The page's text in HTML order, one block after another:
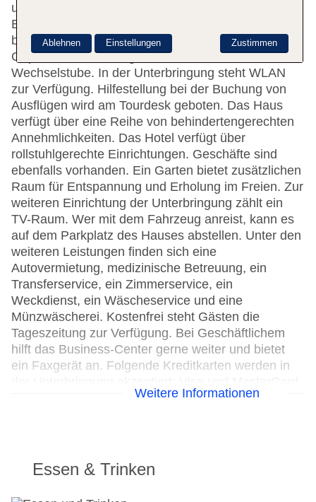
um die Uhr besetzten Rezeption im
Empfangsbereich ist gerne bei allen Fragen
behilflich. Zur Einrichtung gehören eine
Gepäckaufbewahrung, ein Safe und eine
Wechselstube. In der Unterbringung steht WLAN
zur Verfügung. Hilfestellung bei der Buchung von
Ausflügen wird am Tourdesk geboten. Das Haus
verfügt über eine Reihe von behindertengerechten
Annehmlichkeiten. Das Hotel verfügt über
rollstuhlgerechte Einrichtungen. Geschäfte sind
ebenfalls vorhanden. Ein Garten bietet zusätzlichen
Raum für Entspannung und Erholung im Freien. Zur
weiteren Einrichtung der Unterbringung zählt ein
TV-Raum. Wer mit dem Fahrzeug anreist, kann es
auf dem Parkplatz des Hauses abstellen. Unter den
weiteren Leistungen finden sich eine
Autovermietung, medizinische Betreuung, ein
Transferservice, ein Zimmerservice, ein
Weckdienst, ein Wäscheservice und eine
Münzwäscherei. Kostenfrei steht Gästen die
Tageszeitung zur Verfügung. Bei Geschäftlichem
hilft das Business-Center gerne weiter und bietet
ein Faxgerät an. Folgende Kreditkarten werden in
Gartenanlage
Pool: Outdoor, Liegen: ohne Gebühr
Weitere Informationen
Essen & Trinken
Zustimmen
Ablehnen Einstellungen